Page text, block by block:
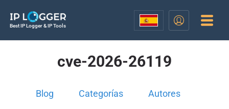
Best IP Logger & IP Tools
cve-2026-26119
Blog Categorías Autores